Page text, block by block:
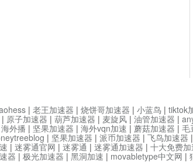
| 老王加速器 | 烧饼哥加速器 | 小蓝鸟 | tiktok
| 原子加速器 | 葫芦加速器 | 麦旋风 | 油管加速器 |
海外播 | 坚果加速器 | 海外vqn加速 | 蘑菇加速器 | 毛
| 坚果加速器 | 派币加速器 | 飞鸟加速器 |
| 迷雾通官网 | 迷雾通 | 迷雾通加速器 | 十大免费
器 | 极光加速器 | 黑洞加速 | movabletype中文网 |